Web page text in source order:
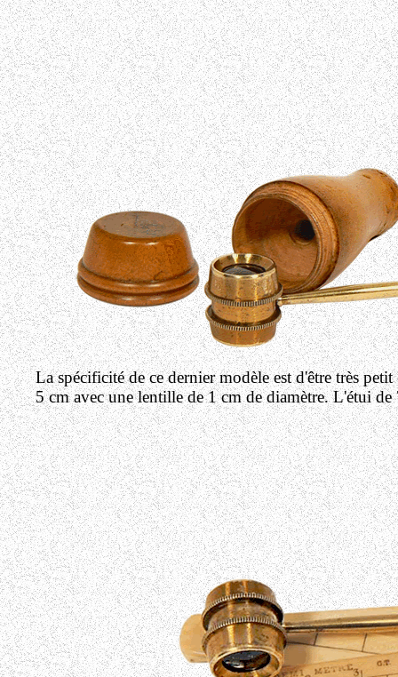
La spécificité de ce dernier modèle est d'être très
5 cm avec une lentille de 1 cm de diamètre. L'étui